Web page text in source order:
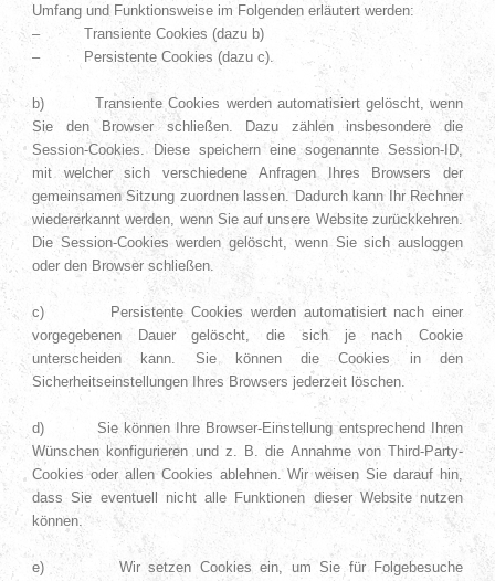
Umfang und Funktionsweise im Folgenden erläutert werden:
– Transiente Cookies (dazu b)
– Persistente Cookies (dazu c).
b) Transiente Cookies werden automatisiert gelöscht, wenn
Sie den Browser schließen. Dazu zählen insbesondere die
Session-Cookies. Diese speichern eine sogenannte Session-ID,
mit welcher sich verschiedene Anfragen Ihres Browsers der
gemeinsamen Sitzung zuordnen lassen. Dadurch kann Ihr Rechner
wiedererkannt werden, wenn Sie auf unsere Website zurückkehren.
Die Session-Cookies werden gelöscht, wenn Sie sich ausloggen
oder den Browser schließen.
c) Persistente Cookies werden automatisiert nach einer
vorgegebenen Dauer gelöscht, die sich je nach Cookie
unterscheiden kann. Sie können die Cookies in den
Sicherheitseinstellungen Ihres Browsers jederzeit löschen.
d) Sie können Ihre Browser-Einstellung entsprechend Ihren
Wünschen konfigurieren und z. B. die Annahme von Third-Party-
Cookies oder allen Cookies ablehnen. Wir weisen Sie darauf hin,
dass Sie eventuell nicht alle Funktionen dieser Website nutzen
können.
e) Wir setzen Cookies ein, um Sie für Folgebesuche